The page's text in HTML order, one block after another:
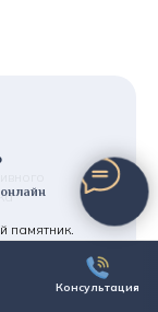
Консультация
памятник.
просто
Спасибо,